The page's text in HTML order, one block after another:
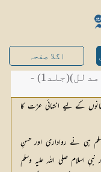
اگلا صفحہ
کتاب: فقہ الصلاۃ (نماز نبوی مدلل)(جلد1) -
کے لیے انتہائی عزت کا
ہی نے رواداری اور حسنِ
اسلام صلی اللہ علیہ وسلم